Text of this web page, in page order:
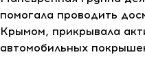
помогала проводить
Крымом, прикрывала
автомобильных